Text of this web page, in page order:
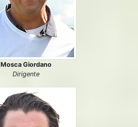
Mosca Giordano
Dirigente